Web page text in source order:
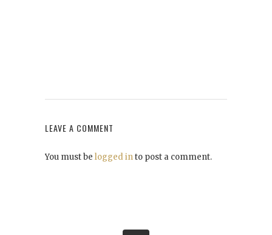
LEAVE A COMMENT
You must be logged into post a comment.